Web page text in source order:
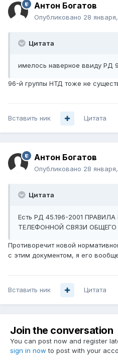
Антон Богатов
Опубликовано 28
Цитата
имелось наверное ввиду РД
96-й группы НТД тоже не
Вставить ник Цитата
Антон Богатов
Опубликовано 28
Цитата
Есть РД 45.196-2001
ТЕЛЕФОННОЙ СВЯЗИ
Противоречит новой
с этим документом, я его
Вставить ник Цитата
Join the conversation
You can post now and register
sign in now to post with your